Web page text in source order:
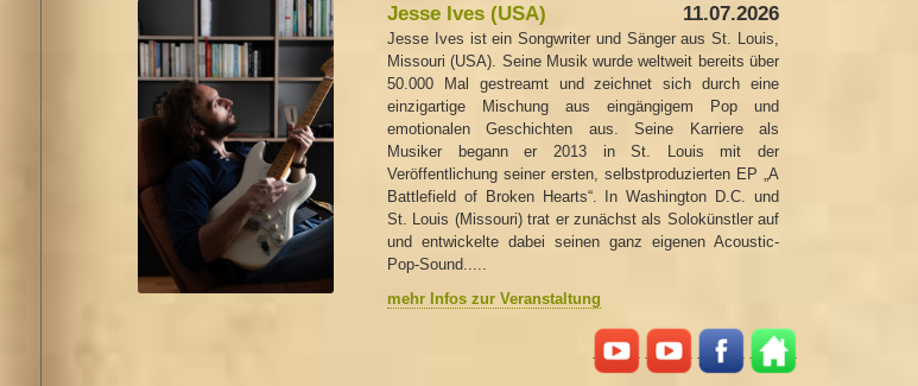
Jesse Ives (USA) 11.07.2026
Jesse Ives ist ein Songwriter und Sänger aus St. Louis,
Missouri (USA). Seine Musik wurde weltweit bereits über
50.000 Mal gestreamt und zeichnet sich durch eine
einzigartige Mischung aus eingängigem Pop und
emotionalen Geschichten aus. Seine Karriere als
Musiker begann er 2013 in St. Louis mit der
Veröffentlichung seiner ersten, selbstproduzierten EP „A
Battlefield of Broken Hearts“. In Washington D.C. und
St. Louis (Missouri) trat er zunächst als Solokünstler auf
und entwickelte dabei seinen ganz eigenen Acoustic-
Pop-Sound.....
mehr Infos zur Veranstaltung